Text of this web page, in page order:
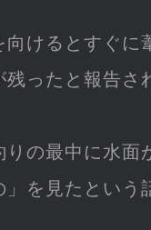
向けるとすぐに
ったと報告さ
りの最中に水面
を見たという